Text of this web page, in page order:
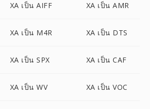
XA เป็น AIFF XA เป็น AMR
XA เป็น M4R XA เป็น DTS
XA เป็น SPX XA เป็น CAF
XA เป็น WV XA เป็น VOC